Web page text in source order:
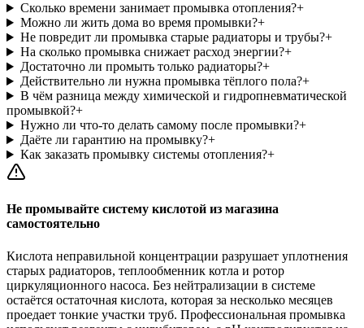
Сколько времени занимает промывка отопления?+
Можно ли жить дома во время промывки?+
Не повредит ли промывка старые радиаторы и трубы?+
На сколько промывка снижает расход энергии?+
Достаточно ли промыть только радиаторы?+
Действительно ли нужна промывка тёплого пола?+
В чём разница между химической и гидропневматической
промывкой?+
Нужно ли что-то делать самому после промывки?+
Даёте ли гарантию на промывку?+
Как заказать промывку системы отопления?+
Не промывайте систему кислотой из магазина
самостоятельно
Кислота неправильной концентрации разрушает уплотнения
старых радиаторов, теплообменник котла и ротор
циркуляционного насоса. Без нейтрализации в системе
остаётся остаточная кислота, которая за несколько месяцев
проедает тонкие участки труб. Профессиональная промывка